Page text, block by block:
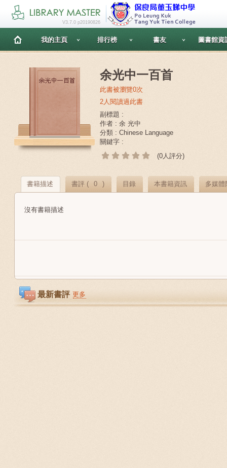
V3.7.0 p20190826
我的主頁 排行榜 書友 圖書館資
余光中一百首
此書被瀏覽0次
2人閱讀過此書
副標題 :
作者 : 余 光中
分類 : Chinese Language
關鍵字 :
(0人評分)
書籍描述 書評 ( 0 ) 目錄 本書籍資訊 多媒體
沒有書籍描述
最新書評 更多